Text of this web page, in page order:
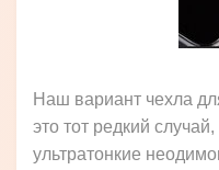
Наш вариант чехла
это тот редкий
ультратонкие